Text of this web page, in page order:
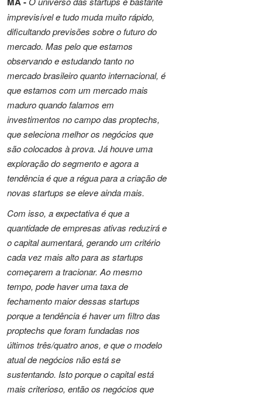
imprevisível e tudo muda muito rápido,
dificultando previsões sobre o futuro do
mercado. Mas pelo que estamos
observando e estudando tanto no
mercado brasileiro quanto internacional, é
que estamos com um mercado mais
maduro quando falamos em
investimentos no campo das proptechs,
que seleciona melhor os negócios que
são colocados à prova. Já houve uma
exploração do segmento e agora a
tendência é que a régua para a criação de
novas startups se eleve ainda mais.
Com isso, a expectativa é que a
quantidade de empresas ativas reduzirá e
o capital aumentará, gerando um critério
cada vez mais alto para as startups
começarem a tracionar. Ao mesmo
tempo, pode haver uma taxa de
fechamento maior dessas startups
porque a tendência é haver um filtro das
proptechs que foram fundadas nos
últimos três/quatro anos, e que o modelo
atual de negócios não está se
sustentando. Isto porque o capital está
mais criterioso, então os negócios que